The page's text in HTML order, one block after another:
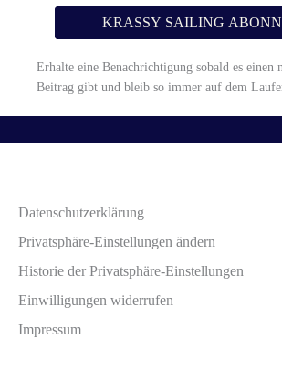
Erhalte eine Benachrichtigung sobald es einen
Beitrag gibt und bleib so immer auf dem
Datenschutzerklärung
Privatsphäre-Einstellungen ändern
Historie der Privatsphäre-Einstellungen
Einwilligungen widerrufen
Impressum